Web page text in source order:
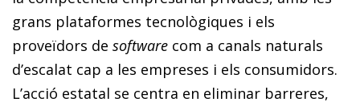
grans plataformes tecnològiques i els
proveïdors de software com a canals naturals
d’escalat cap a les empreses i els consumidors.
L’acció estatal se centra en eliminar barreres,